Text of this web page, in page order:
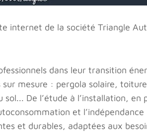
internet de la société Triangle
dans leur transition
mesure : pergola solaire,
De l’étude à l’installation, en
et l’indépendance
et durables, adaptées aux